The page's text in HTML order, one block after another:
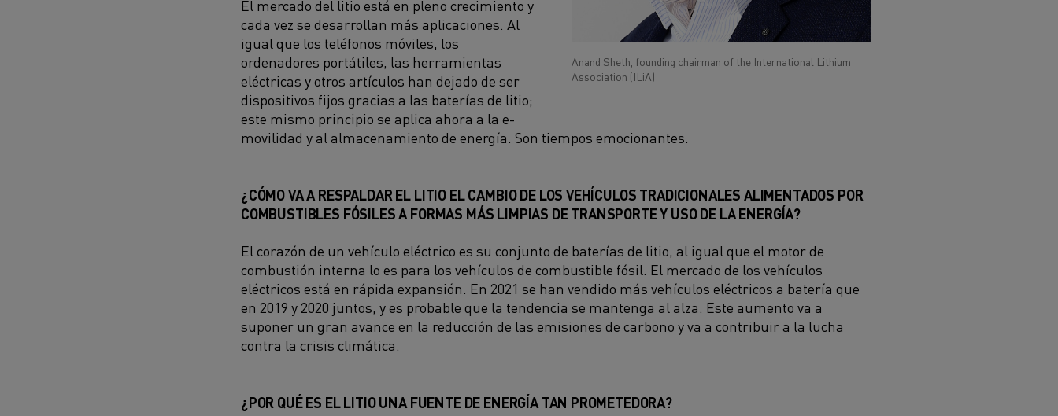
Anand Sheth, founding chairman of the International Lithium
Association (ILiA)
El mercado del litio está en pleno crecimiento y
cada vez se desarrollan más aplicaciones. Al
igual que los teléfonos móviles, los
ordenadores portátiles, las herramientas
eléctricas y otros artículos han dejado de ser
dispositivos fijos gracias a las baterías de litio;
este mismo principio se aplica ahora a la e-
movilidad y al almacenamiento de energía. Son tiempos emocionantes.
¿CÓMO VA A RESPALDAR EL LITIO EL CAMBIO DE LOS VEHÍCULOS TRADICIONALES ALIMENTADOS POR
COMBUSTIBLES FÓSILES A FORMAS MÁS LIMPIAS DE TRANSPORTE Y USO DE LA ENERGÍA?
El corazón de un vehículo eléctrico es su conjunto de baterías de litio, al igual que el motor de
combustión interna lo es para los vehículos de combustible fósil. El mercado de los vehículos
eléctricos está en rápida expansión. En 2021 se han vendido más vehículos eléctricos a batería que
en 2019 y 2020 juntos, y es probable que la tendencia se mantenga al alza. Este aumento va a
suponer un gran avance en la reducción de las emisiones de carbono y va a contribuir a la lucha
contra la crisis climática.
¿POR QUÉ ES EL LITIO UNA FUENTE DE ENERGÍA TAN PROMETEDORA?